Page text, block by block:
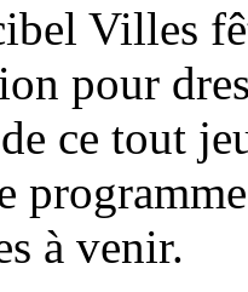
Villes
pour
ce tout
à venir.